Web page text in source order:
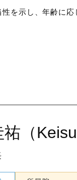
を示し、年齢に
（